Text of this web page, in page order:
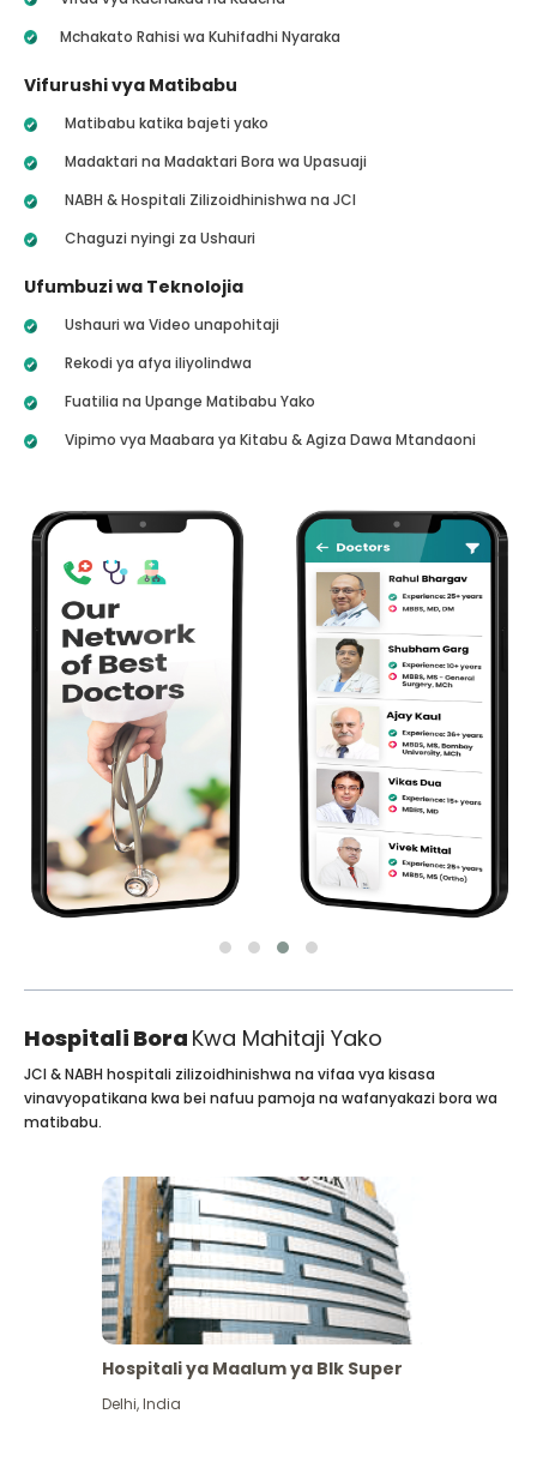
Mchakato Rahisi wa Kuhifadhi Nyaraka
Vifurushi vya Matibabu
Matibabu katika bajeti yako
Madaktari na Madaktari Bora wa Upasuaji
NABH & Hospitali Zilizoidhinishwa na JCI
Chaguzi nyingi za Ushauri
Ufumbuzi wa Teknolojia
Ushauri wa Video unapohitaji
Rekodi ya afya iliyolindwa
Fuatilia na Upange Matibabu Yako
Vipimo vya Maabara ya Kitabu & Agiza Dawa Mtandaoni
Hospitali Bora Kwa Mahitaji Yako
JCI & NABH hospitali zilizoidhinishwa na vifaa vya kisasa
vinavyopatikana kwa bei nafuu pamoja na wafanyakazi bora wa
matibabu.
Hospitali ya Maalum ya Blk Super
Delhi,India